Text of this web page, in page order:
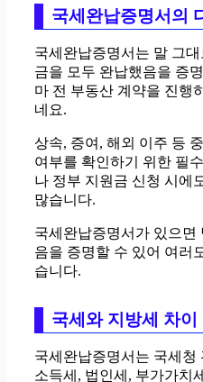
국세완납증명서의
국세완납증명서는 말 그
금을 모두 완납했음을 증
마 전 부동산 계약을 진행
네요.
상속, 증여, 해외 이주 등
여부를 확인하기 위한 필
나 정부 지원금 신청 시에
많습니다.
국세완납증명서가 있으면
음을 증명할 수 있어 여러
습니다.
국세와 지방세 차이
국세완납증명서는 국세청
소득세, 법인세, 부가가치